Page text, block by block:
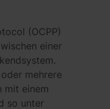
(OCPP)
einer
mehrere
mit einem
so unter